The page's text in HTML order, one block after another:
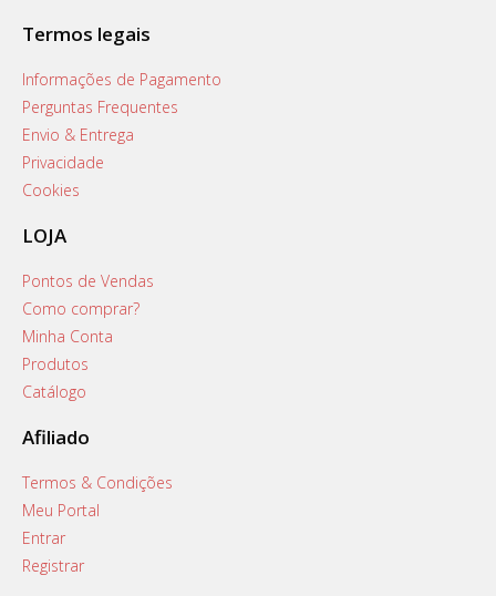
Termos legais
Informações de Pagamento
Perguntas Frequentes
Envio & Entrega
Privacidade
Cookies
LOJA
Pontos de Vendas
Como comprar?
Minha Conta
Produtos
Catálogo
Afiliado
Termos & Condições
Meu Portal
Entrar
Registrar